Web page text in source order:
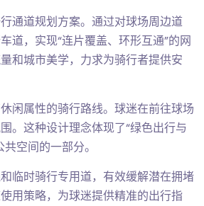
通道规划方案。通过对球场周边道
道，实现“连片覆盖、环形互通”的网
和城市美学，力求为骑行者提供安
闲属性的骑行路线。球迷在前往球场
。这种设计理念体现了“绿色出行与
空间的一部分。
临时骑行专用道，有效缓解潜在拥堵
用策略，为球迷提供精准的出行指